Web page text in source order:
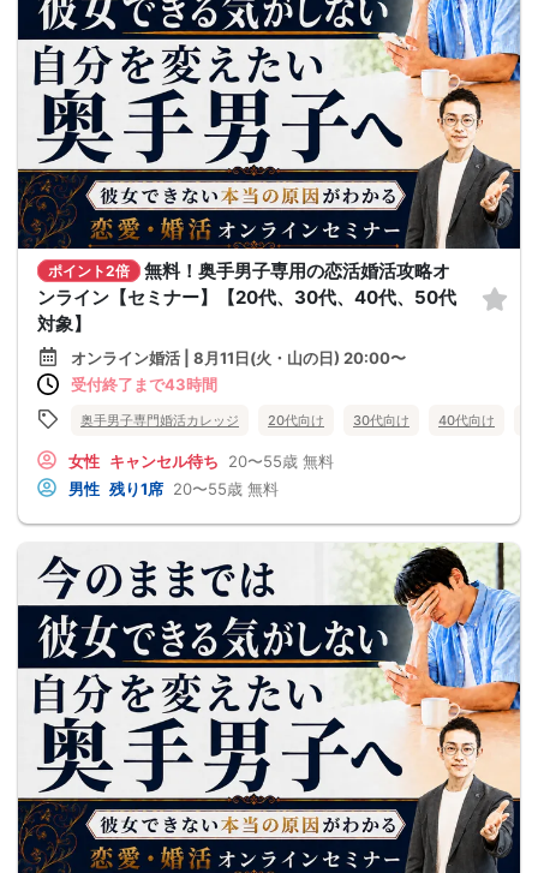
ポイント2倍
無料！奥手男子専用の恋活婚活攻略オ
ンライン【セミナー】【20代、30代、40代、50代
対象】
オンライン婚活 | 8月11日(火・山の日) 20:00〜
受付終了まで43時間
奥手男子専門婚活カレッジ 20代向け 30代向け 40代向け
女性 キャンセル待ち 20〜55歳 無料
男性 残り1席 20〜55歳 無料